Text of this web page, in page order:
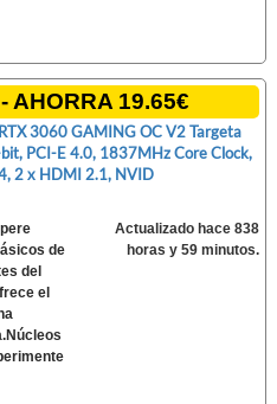
AHORRA 19.65€
3060 GAMING OC V2 Targeta
PCI-E 4.0, 1837MHz Core Clock,
2 x HDMI 2.1, NVID
de
del
el
Actualizado hace 838
horas y 59 minutos.